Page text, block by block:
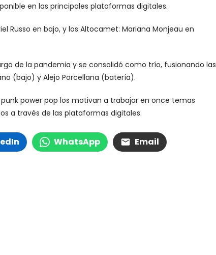
en las principales plataformas digitales.
Russo en bajo, y los Altocamet: Mariana Monjeau en
de la pandemia y se consolidó como trío, fusionando las
(bajo) y Alejo Porcellana (batería).
power pop los motivan a trabajar en once temas
a través de las plataformas digitales.
WhatsApp Email